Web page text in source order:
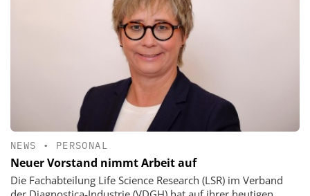
NEWS • PERSONAL
Neuer Vorstand nimmt Arbeit auf
Die Fachabteilung Life Science Research (LSR) im Verband